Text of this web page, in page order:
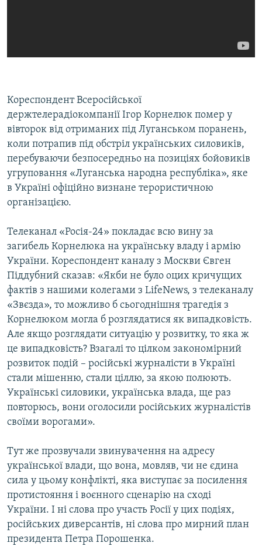
Кореспондент Всеросійської
держтелерадіокомпанії Ігор Корнелюк помер у
вівторок від отриманих під Луганськом поранень,
коли потрапив під обстріл українських силовиків,
перебуваючи безпосередньо на позиціях бойовиків
угруповання «Луганська народна республіка», яке
в Україні офіційно визнане терористичною
організацією.
Телеканал «Росія-24» покладає всю вину за
загибель Корнелюка на українську владу і армію
України. Кореспондент каналу з Москви Євген
Піддубний сказав: «Якби не було оцих кричущих
фактів з нашими колегами з LifeNews, з телеканалу
«Звєзда», то можливо б сьогоднішня трагедія з
Корнелюком могла б розглядатися як випадковість.
Але якщо розглядати ситуацію у розвитку, то яка ж
це випадковість? Взагалі то цілком закономірний
розвиток подій – російські журналісти в Україні
стали мішенню, стали ціллю, за якою полюють.
Українські силовики, українська влада, ще раз
повторюсь, вони оголосили російських журналістів
своїми ворогами».
Тут же прозвучали звинувачення на адресу
української влади, що вона, мовляв, чи не єдина
сила у цьому конфлікті, яка виступає за посилення
протистояння і воєнного сценарію на сході
України. І ні слова про участь Росії у цих подіях,
російських диверсантів, ні слова про мирний план
президента Петра Порошенка.